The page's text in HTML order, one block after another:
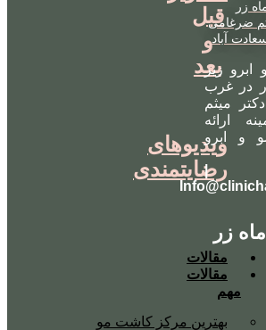
قبل
و
بعد
ویدیوهای
رضایتمندی
مقالات
مقالات
مهم
بهترین مرکز کاشت مو
زر
ضرغامی
آباد
زیر
در غرب
میثم
ارائه
و ابرو
021-
زر